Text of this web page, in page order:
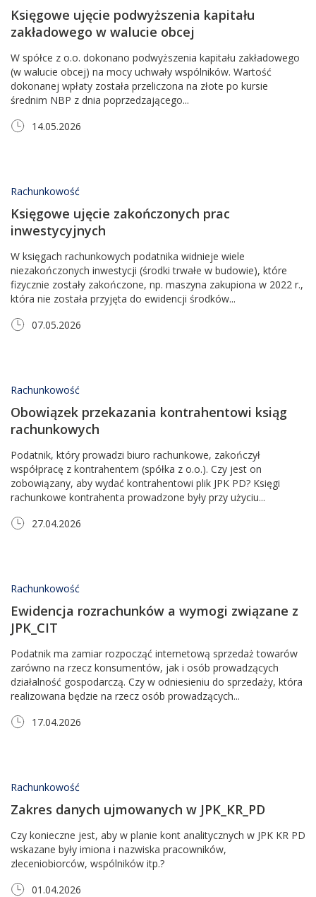
Księgowe ujęcie podwyższenia kapitału
zakładowego w walucie obcej
W spółce z o.o. dokonano podwyższenia kapitału zakładowego
(w walucie obcej) na mocy uchwały wspólników. Wartość
dokonanej wpłaty została przeliczona na złote po kursie
średnim NBP z dnia poprzedzającego...
14.05.2026
Rachunkowość
Księgowe ujęcie zakończonych prac
inwestycyjnych
W księgach rachunkowych podatnika widnieje wiele
niezakończonych inwestycji (środki trwałe w budowie), które
fizycznie zostały zakończone, np. maszyna zakupiona w 2022 r.,
która nie została przyjęta do ewidencji środków...
07.05.2026
Rachunkowość
Obowiązek przekazania kontrahentowi ksiąg
rachunkowych
Podatnik, który prowadzi biuro rachunkowe, zakończył
współpracę z kontrahentem (spółka z o.o.). Czy jest on
zobowiązany, aby wydać kontrahentowi plik JPK PD? Księgi
rachunkowe kontrahenta prowadzone były przy użyciu...
27.04.2026
Rachunkowość
Ewidencja rozrachunków a wymogi związane z
JPK_CIT
Podatnik ma zamiar rozpocząć internetową sprzedaż towarów
zarówno na rzecz konsumentów, jak i osób prowadzących
działalność gospodarczą. Czy w odniesieniu do sprzedaży, która
realizowana będzie na rzecz osób prowadzących...
17.04.2026
Rachunkowość
Zakres danych ujmowanych w JPK_KR_PD
Czy konieczne jest, aby w planie kont analitycznych w JPK KR PD
wskazane były imiona i nazwiska pracowników,
zleceniobiorców, wspólników itp.?
01.04.2026